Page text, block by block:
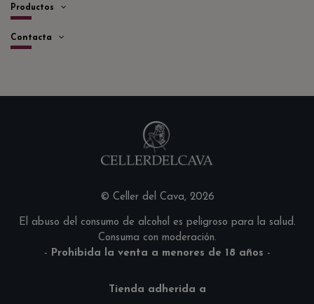
Productos
Contacta
© Celler del Cava, 2026
El abuso del consumo de alcohol es peligroso para la salud.
Consuma con moderación.
- Prohibida la venta a menores de 18 años -
Tienda adherida a